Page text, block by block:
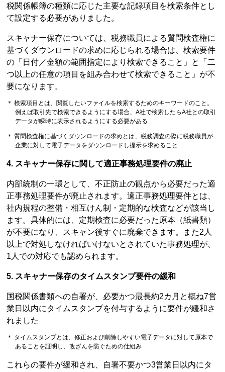
税関係帳簿の種類に応じた主要な記録項目を検索条件とし
て設定する必要がありました。
スキャナー保存については、税務職員による質問検査権に
基づくダウンロードの求めに応じられる場合は、検索要件
の「日付／金額の範囲指定により検索できること」と「二
つ以上の任意の項目を組み合わせて検索できること」が不
要になります。
＊ 検索項目とは、閲覧したいファイルを検索するためのキーワードのこと。
例えば取引先で検索できるようにする場合、A社で検索したらA社との取引
データが瞬時に表示されるようにする必要がある
＊ 質問検査権に基づくダウンロードの求めとは、税務調査の際に税務職員が
企業に対して電子データをダウンロードし提示を求めること
4. スキャナー保存に関して適正事務処理要件の廃止
内部統制の一環として、不正防止の観点から必要だった適
正事務処理要件が廃止されます。適正事務処理要件とは、
社内規程の整備・相互けん制・定期的な検査などが該当し
ます。具体的には、定期検査に必要だった原本（紙書類）
が不要になり、スキャン後すぐに廃棄できます。また2人
以上で対処しなければいけないとされていた事務処理が、
1人での対応でも認められます。
5. スキャナー保存のタイムスタンプ要件の緩和
国税関係書類への自署が、必要かつ最長約2カ月と概ね7営
業日以内にタイムスタンプを付与するように要件が緩和さ
れました
＊ タイムスタンプとは、修正および削除しやすい電子データに対して原本で
あることを証明し、改ざんを防ぐための仕組み
これらの要件が緩和され、自署不要かつ3営業日以内にタ